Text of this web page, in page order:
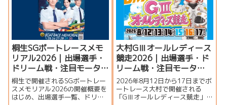
桐生SGボートレースメモ
リアル2026｜出場選手・
ドリーム戦・注目モータ
ー・イベント情報まとめ
桐生で開催されるSGボートレー
スメモリアル2026の開催概要を
はじめ、出場選手一覧、ドリー
大村GⅢオールレディース
競走2026｜出場選手・ド
リーム戦・注目モータ
ー・イベント情報まとめ
2026年8月12日から17日までボ
ートレース大村で開催される
「GⅢオールレディース競走」の